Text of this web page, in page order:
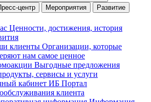
центр Мероприятия
Развитие
Ценности, достижения, история
клиенты Организации, которые
нам самое ценное
Выгодные предложения
сервисы и услуги
кабинет ИБ Портал
клиента